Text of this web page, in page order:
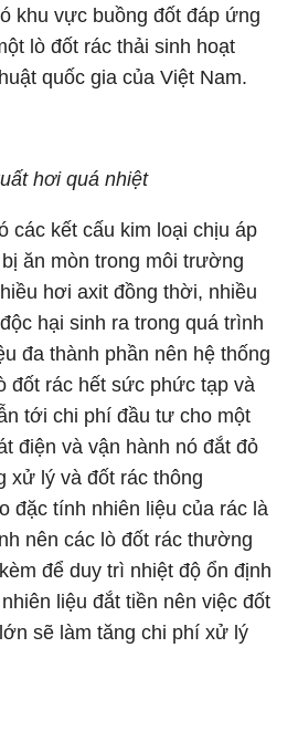
khu vực buồng đốt đáp ứng
lò đốt rác thải sinh hoạt
quốc gia của Việt Nam.
hơi quá nhiệt
các kết cấu kim loại chịu áp
ăn mòn trong môi trường
hơi axit đồng thời, nhiều
hại sinh ra trong quá trình
đa thành phần nên hệ thống
đốt rác hết sức phức tạp và
tới chi phí đầu tư cho một
điện và vận hành nó đắt đỏ
xử lý và đốt rác thông
đặc tính nhiên liệu của rác là
nên các lò đốt rác thường
để duy trì nhiệt độ ổn định
liệu đắt tiền nên việc đốt
sẽ làm tăng chi phí xử lý